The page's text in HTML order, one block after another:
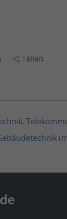
Teilen